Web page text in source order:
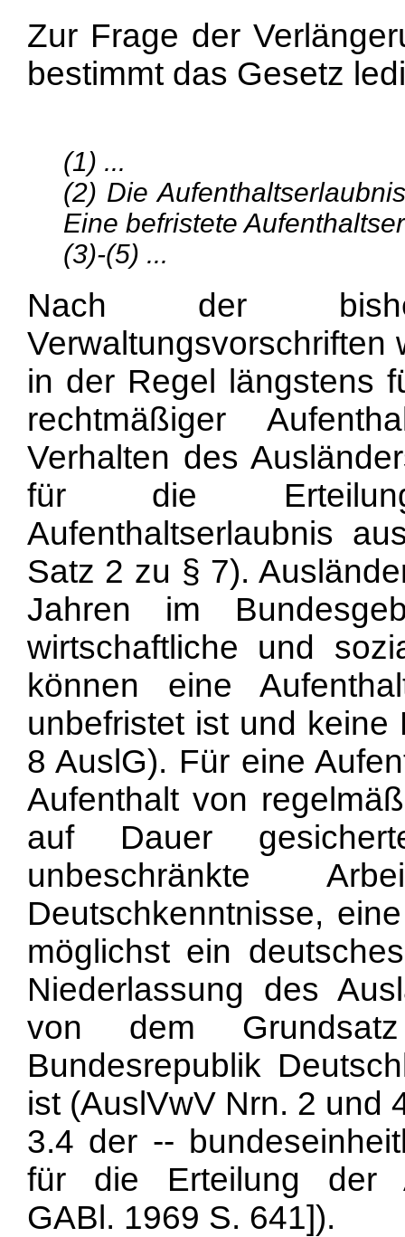
Zur Frage der
bestimmt das Gesetz
(1) ...
(2) Die
Eine befristete
(3)-(5) ...
Nach der
Verwaltungsvorschriften
in der Regel längstens
rechtmäßiger
Verhalten des
für die
Aufenthaltserlaubnis
Satz 2 zu § 7).
Jahren im
wirtschaftliche und
können eine
unbefristet ist und
8 AuslG). Für eine
Aufenthalt von
auf Dauer
unbeschränkte
Deutschkenntnisse,
möglichst ein
Niederlassung des
von dem
Bundesrepublik
ist (AuslVwV Nrn. 2 und
3.4 der --
für die Erteilung der
GABl. 1969 S. 641]).